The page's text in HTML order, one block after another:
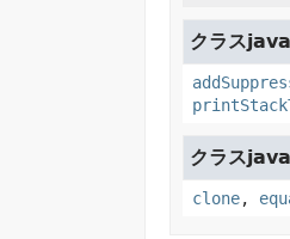
クラス
クラス
clone,